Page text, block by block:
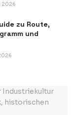
2026
zu Route,
und